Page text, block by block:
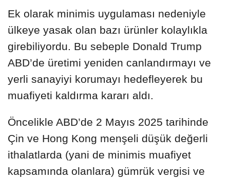
Ek olarak minimis uygulaması nedeniyle
ülkeye yasak olan bazı ürünler kolaylıkla
girebiliyordu. Bu sebeple Donald Trump
ABD’de üretimi yeniden canlandırmayı ve
yerli sanayiyi korumayı hedefleyerek bu
muafiyeti kaldırma kararı aldı.
Öncelikle ABD’de 2 Mayıs 2025 tarihinde
Çin ve Hong Kong menşeli düşük değerli
ithalatlarda (yani de minimis muafiyet
kapsamında olanlara) gümrük vergisi ve